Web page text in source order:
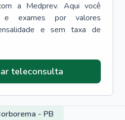
a Medprev. Aqui você
e exames por valores
e sem taxa de
teleconsulta
- PB